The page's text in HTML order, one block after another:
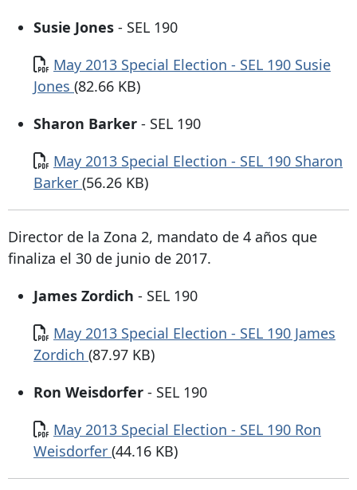
Susie Jones - SEL 190
Documento
May 2013 Special Election - SEL 190 Susie
Jones (82.66 KB)
Sharon Barker - SEL 190
Documento
May 2013 Special Election - SEL 190 Sharon
Barker (56.26 KB)
Director de la Zona 2, mandato de 4 años que
finaliza el 30 de junio de 2017.
James Zordich - SEL 190
Documento
May 2013 Special Election - SEL 190 James
Zordich (87.97 KB)
Ron Weisdorfer - SEL 190
Documento
May 2013 Special Election - SEL 190 Ron
Weisdorfer (44.16 KB)